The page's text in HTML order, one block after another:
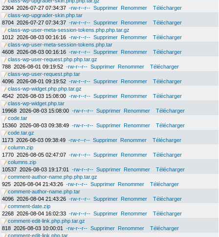
2304 2026-07-27 07:34:37 -rw-r--r-- Supprimer Renommer
Télécharger
class-wp-upgrader-skin.php.tar
8704 2026-07-27 07:34:37 -rw-r--r-- Supprimer Renommer
Télécharger
class-wp-user-meta-session-tokens.php.php.tar.gz
1012 2026-08-03 00:16:16 -rw-r--r-- Supprimer Renommer
Télécharger
class-wp-user-meta-session-tokens.php.tar
4608 2026-08-03 00:16:16 -rw-r--r-- Supprimer Renommer
Télécharger
class-wp-user-request.php.php.tar.gz
788 2026-08-01 09:19:52 -rw-r--r-- Supprimer Renommer
Télécharger
class-wp-user-request.php.tar
4096 2026-08-01 09:19:52 -rw-r--r-- Supprimer Renommer
Télécharger
class-wp-widget.php.php.tar.gz
4542 2026-08-03 15:08:00 -rw-r--r-- Supprimer Renommer
Télécharger
class-wp-widget.php.tar
19968 2026-08-03 15:08:00 -rw-r--r-- Supprimer Renommer
Télécharger
code.tar
15360 2026-08-03 09:38:49 -rw-r--r-- Supprimer Renommer
Télécharger
code.tar.gz
1173 2026-08-03 09:38:49 -rw-r--r-- Supprimer Renommer
Télécharger
column.zip
1770 2026-08-05 02:47:07 -rw-r--r-- Supprimer Renommer
Télécharger
columns.zip
10537 2026-08-03 19:17:01 -rw-r--r-- Supprimer Renommer
Télécharger
comment-author-name.php.php.tar.gz
925 2026-08-04 21:43:26 -rw-r--r-- Supprimer Renommer
Télécharger
comment-author-name.php.tar
4096 2026-08-04 21:43:26 -rw-r--r-- Supprimer Renommer
Télécharger
comment-date.zip
2268 2026-08-04 16:02:33 -rw-r--r-- Supprimer Renommer
Télécharger
comment-edit-link.php.php.tar.gz
818 2026-08-03 10:00:01 -rw-r--r-- Supprimer Renommer
Télécharger
comment-edit-link.php.tar